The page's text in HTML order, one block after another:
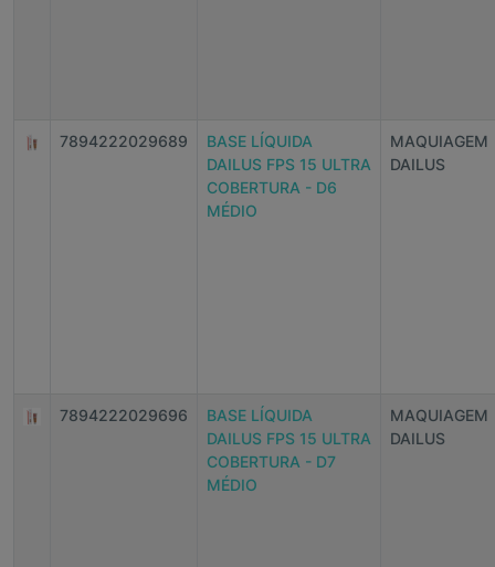
7894222029689
BASE LÍQUIDA
DAILUS FPS 15 ULTRA
COBERTURA - D6
MÉDIO
MAQUIAGEM
DAILUS
7894222029696
BASE LÍQUIDA
DAILUS FPS 15 ULTRA
COBERTURA - D7
MÉDIO
MAQUIAGEM
DAILUS